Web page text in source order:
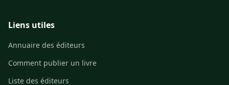
Liens utiles
Annuaire des éditeurs
Comment publier un livre
Liste des éditeurs